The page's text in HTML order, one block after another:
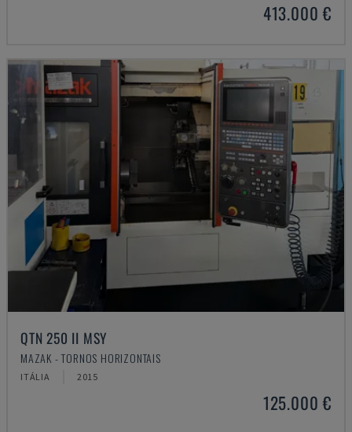
413.000 €
QTN 250 II MSY
MAZAK - TORNOS HORIZONTAIS
ITÁLIA 2015
125.000 €